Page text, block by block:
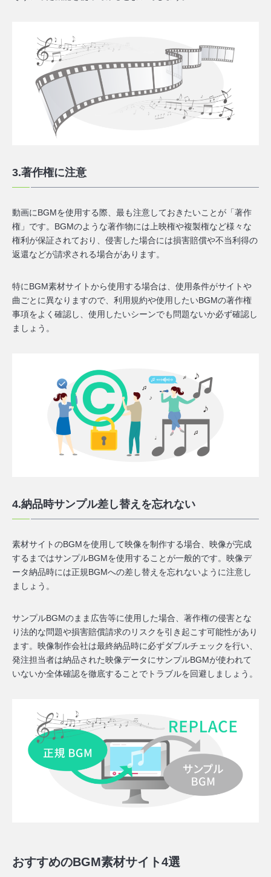
3.著作権に注意
動画にBGMを使用する際、最も注意しておきたいことが「著作
権」です。BGMのような著作物には上映権や複製権など様々な
権利が保証されており、 侵害した場合には損害賠償や不当利得の
返還などが請求される場合があります。
特にBGM素材サイトから使用する場合は、使用条件がサイトや
曲ごとに異なりますので、利用規約や使用したいBGMの著作権
事項をよく確認し、使用したいシーンでも問題ないか必ず確認し
ましょう。
4.納品時サンプル差し替えを忘れない
素材サイトのBGMを使用して映像を制作する場合、映像が完成
するまではサンプルBGMを使用することが一般的です。映像デ
ータ納品時には正規BGMへの差し替えを忘れないように注意し
ましょう。
サンプルBGMのまま広告等に使用した場合、 著作権の侵害とな
り法的な問題や損害賠償請求のリスクを引き起こす可能性があり
ます。映像制作会社は最終納品時に必ずダブルチェックを行い、
発注担当者は納品された映像データにサンプルBGMが使われて
いないか全体確認を徹底することでトラブルを回避しましょう。
おすすめのBGM素材サイト4選